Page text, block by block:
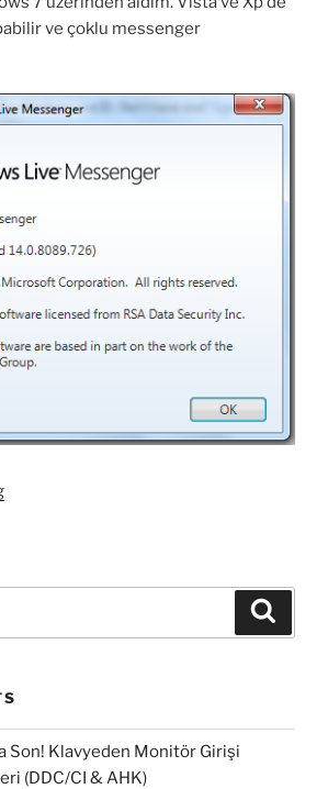
ve çoklu messenger
“Windows
Son! Klavyeden Monitör Girişi
(DDC/CI & AHK)